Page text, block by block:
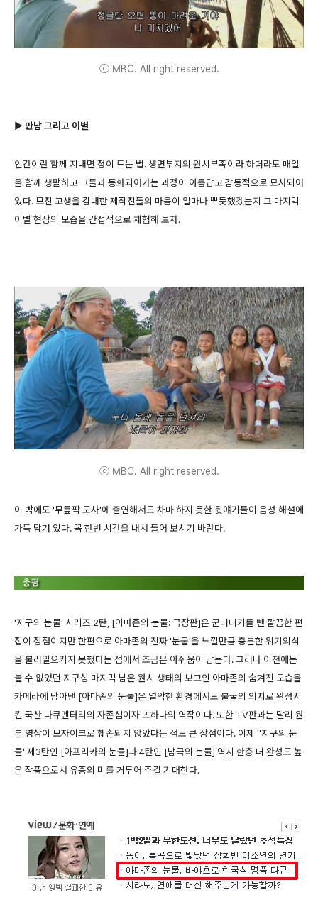
ⓒ MBC. All right reserved.
▶ 만남 그리고 이별
인간이란 함께 지내면 정이 드는 법. 생면부지의 원시부족이라 하더라도 매일
을 함께 생활하고 그들과 동화되어가는 과정이 아름답고 감동적으로 묘사되어
있다. 모진 고생을 감내한 제작진들의 마음이 얼마나 뿌듯했겠는지 그 마지막
이별 현장의 모습을 간접적으로 체험해 보자.
ⓒ MBC. All right reserved.
이 밖에도 '무릎팍 도사'에 출연해서도 차마 하지 못한 뒷얘기들이 음성 해설에
가득 담겨 있다. 꼭 한번 시간을 내서 들어 보시기 바란다.
'지구의 눈물' 시리즈 2탄, [아마존의 눈물: 극장판]은 군더더기를 뺀 깔끔한 편
집이 장점이지만 한편으로 아마존의 진짜 '눈물'을 느낄만큼 충분한 위기의식
을 불러일으키지 못했다는 점에서 조금은 아쉬움이 남는다. 그러나 이전에는
볼 수 없었던 지구상 마지막 남은 원시 생태의 보고인 아마존의 숨겨진 모습을
카메라에 담아낸 [아마존의 눈물]은 열악한 환경에서도 불굴의 의지로 완성시
킨 국산 다큐멘터리의 자존심이자 또하나의 역작이다. 또한 TV판과는 달리 원
본 영상이 모자이크로 훼손되지 않았다는 점도 큰 장점이다. 이제 ''지구의 눈
물' 제3탄인 [아프리카의 눈물]과 4탄인 [남극의 눈물] 역시 한층 더 완성도 높
은 작품으로서 유종의 미를 거두어 주길 기대한다.